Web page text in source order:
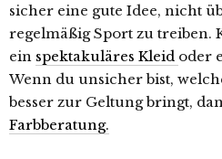
sicher eine gute Idee, nicht
regelmäßig Sport zu treiben.
ein spektakuläres Kleid oder
Wenn du unsicher bist,
besser zur Geltung bringt,
Farbberatung.